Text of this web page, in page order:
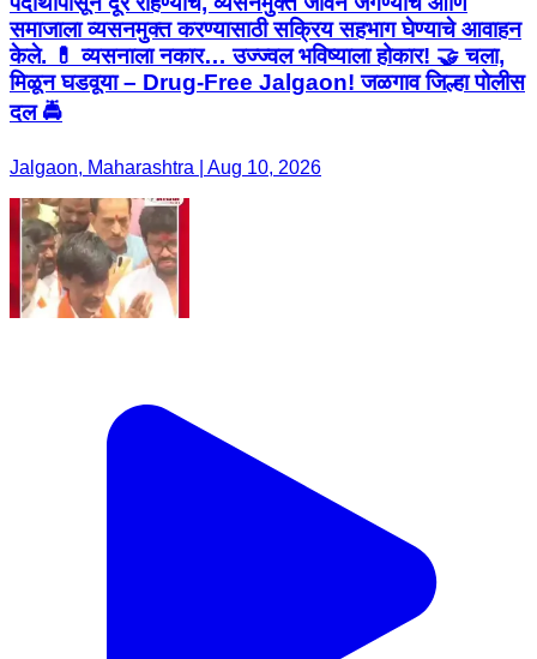
समाजाला व्यसनमुक्त करण्यासाठी सक्रिय सहभाग घेण्याचे आवाहन
केले. 💊 व्यसनाला नकार… उज्ज्वल भविष्याला होकार! 🤝 चला,
मिळून घडवूया – Drug-Free Jalgaon! जळगाव जिल्हा पोलीस
दल 🚔
Jalgaon, Maharashtra | Aug 10, 2026